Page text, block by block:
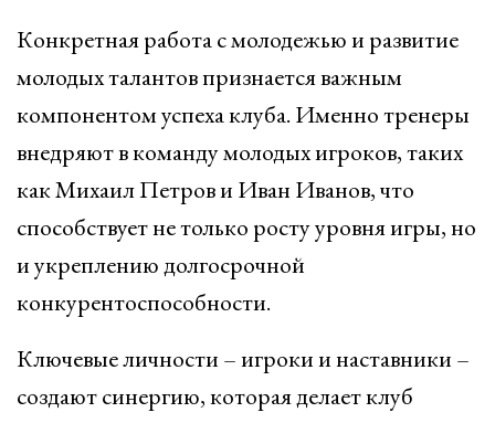
Конкретная работа с молодежью и развитие
молодых талантов признается важным
компонентом успеха клуба. Именно тренеры
внедряют в команду молодых игроков, таких
как Михаил Петров и Иван Иванов, что
способствует не только росту уровня игры, но
и укреплению долгосрочной
конкурентоспособности.
Ключевые личности – игроки и наставники –
создают синергию, которая делает клуб